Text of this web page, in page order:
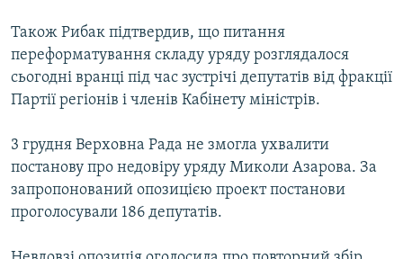
Також Рибак підтвердив, що питання
переформатування складу уряду розглядалося
сьогодні вранці під час зустрічі депутатів від фракції
Партії регіонів і членів Кабінету міністрів.
3 грудня Верховна Рада не змогла ухвалити
постанову про недовіру уряду Миколи Азарова. За
запропонований опозицією проект постанови
проголосували 186 депутатів.